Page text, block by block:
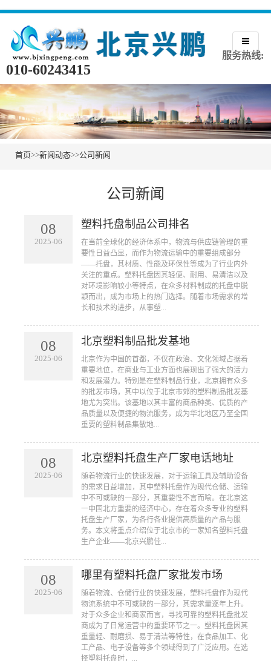
服务热线:
010-60243415
首页>>新闻动态>>公司新闻
公司新闻
08
2025-06
塑料托盘制品公司排名
​在当前全球化的经济体系中，物流与供应链管理的重
要性日益凸显，而作为物流运输中的重要组成部分
——托盘，其材质、性能及环保性等成为了行业内外
关注的重点。塑料托盘因其轻便、耐用、易清洁以及
对环境影响较小等特点，在众多材料制成的托盘中脱
颖而出，成为市场上的热门选择。随着市场需求的增
长和技术的进步，从事塑...
08
2025-06
北京塑料制品批发基地
​北京作为中国的首都，不仅在政治、文化领域占据着
重要地位，在商业与工业方面也展现出了强大的活力
和发展潜力。特别是在塑料制品行业，北京拥有众多
的批发市场，其中以位于北京市郊的塑料制品批发基
地尤为突出。该基地以其丰富的商品种类、优质的产
品质量以及便捷的物流服务，成为华北地区乃至全国
重要的塑料制品集散地...
08
2025-06
北京塑料托盘生产厂家电话地址
​随着物流行业的快速发展，对于运输工具及辅助设备
的需求日益增加，其中塑料托盘作为现代仓储、运输
中不可或缺的一部分，其重要性不言而喻。在北京这
一中国北方重要的经济中心，存在着众多专业的塑料
托盘生产厂家，为各行各业提供高质量的产品与服
务。本文将重点介绍位于北京市的一家知名塑料托盘
生产企业——北京兴鹏佳...
08
2025-06
哪里有塑料托盘厂家批发市场
​随着物流、仓储行业的快速发展，塑料托盘作为现代
物流系统中不可或缺的一部分，其需求量逐年上升。
对于众多企业和商家而言，寻找可靠的塑料托盘批发
商成为了日常运营中的重要环节之一。塑料托盘因其
重量轻、耐磨损、易于清洁等特性，在食品加工、化
工产品、电子设备等多个领域得到了广泛应用。在选
择塑料托盘时，...